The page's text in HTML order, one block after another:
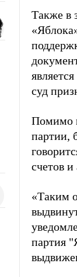
Также в
суд
Помимо
партии,
счетов
«Таким
партия